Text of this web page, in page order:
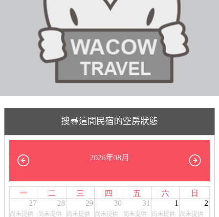
搜尋這間民宿的空房狀態
2026年08月
一 二 三 四 五 六
日
27
尚未提供
28
尚未提供
29
尚未提供
30
尚未提供
31
尚未提供
1
尚未提供
2
尚未提供